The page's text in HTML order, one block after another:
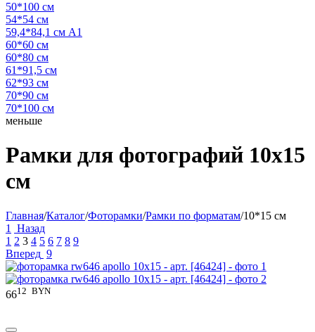
50*100 см
54*54 см
59,4*84,1 см А1
60*60 см
60*80 см
61*91,5 см
62*93 см
70*90 см
70*100 см
меньше
Рамки для фотографий 10х15
см
Главная/Каталог/Фоторамки/Рамки по форматам/10*15 см
1
Назад
1 2 3 4 5 6 7 8 9
Вперед 9
6612 BYN